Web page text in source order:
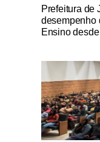
Notícias Católicas
Prefeitura de
desempenho
Ensino